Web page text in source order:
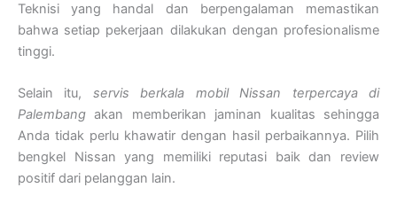
Teknisi yang handal dan berpengalaman memastikan
bahwa setiap pekerjaan dilakukan dengan profesionalisme
tinggi.
Selain itu, servis berkala mobil Nissan terpercaya di
Palembang akan memberikan jaminan kualitas sehingga
Anda tidak perlu khawatir dengan hasil perbaikannya. Pilih
bengkel Nissan yang memiliki reputasi baik dan review
positif dari pelanggan lain.